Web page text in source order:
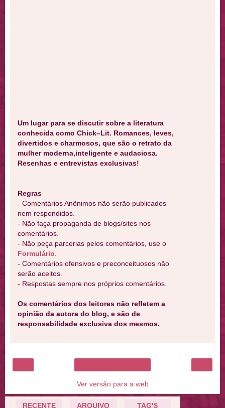
Um lugar para se discutir sobre a literatura
conhecida como Chick–Lit. Romances, leves,
divertidos e charmosos, que são o retrato da
mulher moderna,inteligente e audaciosa.
Resenhas e entrevistas exclusivas!
Regras
- Comentários Anônimos não serão publicados
nem respondidos.
- Não faça propaganda de blogs/sites nos
comentários.
- Não peça parcerias pelos comentários, use o
Formulário
- Comentários ofensivos e preconceituosos não
serão aceitos.
- Respostas sempre nos próprios comentários.
Os comentários dos leitores não refletem a
opinião da autora do blog, e são de
responsabilidade exclusiva dos mesmos.
Ver versão para a web
RECENTE ARQUIVO TAG'S